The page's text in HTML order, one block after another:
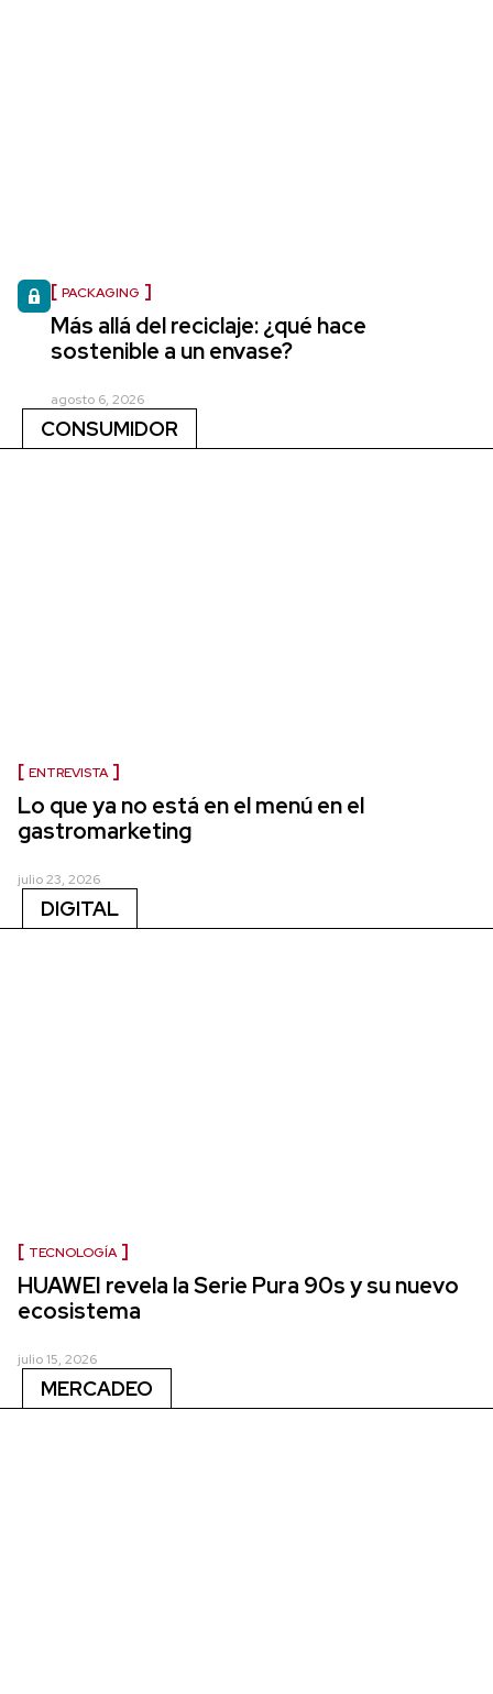
PACKAGING
Más allá del reciclaje: ¿qué hace
sostenible a un envase?
agosto 6, 2026
CONSUMIDOR
ENTREVISTA
Lo que ya no está en el menú en el
gastromarketing
julio 23, 2026
DIGITAL
TECNOLOGÍA
HUAWEI revela la Serie Pura 90s y su nuevo
ecosistema
julio 15, 2026
MERCADEO